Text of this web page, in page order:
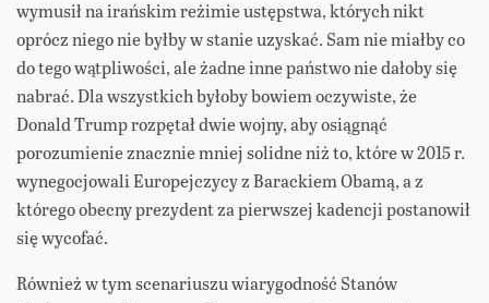
wymusił na irańskim reżimie ustępstwa, których nikt
oprócz niego nie byłby w stanie uzyskać. Sam nie miałby co
do tego wątpliwości, ale żadne inne państwo nie dałoby się
nabrać. Dla wszystkich byłoby bowiem oczywiste, że
Donald Trump rozpętał dwie wojny, aby osiągnąć
porozumienie znacznie mniej solidne niż to, które w 2015 r.
wynegocjowali Europejczycy z Barackiem Obamą, a z
którego obecny prezydent za pierwszej kadencji postanowił
się wycofać.
Również w tym scenariuszu wiarygodność Stanów